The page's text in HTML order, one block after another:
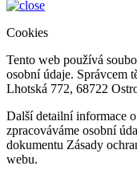
Cookies
Tento web používá
osobní údaje. Správcem
Lhotská 772, 68722
Další detailní informace
zpracováváme osobní
dokumentu Zásady
webu.